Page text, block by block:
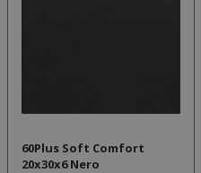
60Plus Soft Comfort
20x30x6 Nero